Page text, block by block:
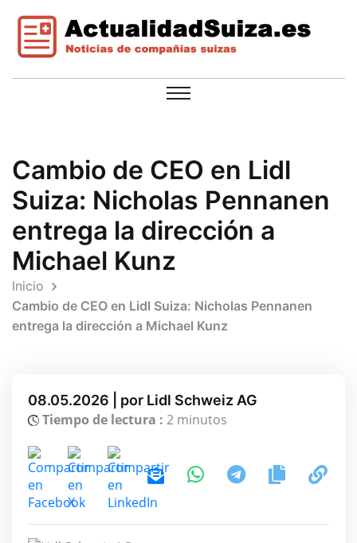
Cambio de CEO en Lidl
Suiza: Nicholas Pennanen
entrega la dirección a
Michael Kunz
Inicio
Cambio de CEO en Lidl Suiza: Nicholas Pennanen
entrega la dirección a Michael Kunz
08.05.2026 | por Lidl Schweiz AG
Tiempo de lectura : 2 minutos